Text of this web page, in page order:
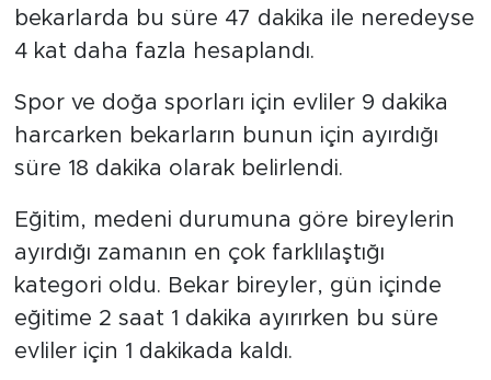
bekarlarda bu süre 47 dakika ile neredeyse
4 kat daha fazla hesaplandı.
Spor ve doğa sporları için evliler 9 dakika
harcarken bekarların bunun için ayırdığı
süre 18 dakika olarak belirlendi.
Eğitim, medeni durumuna göre bireylerin
ayırdığı zamanın en çok farklılaştığı
kategori oldu. Bekar bireyler, gün içinde
eğitime 2 saat 1 dakika ayırırken bu süre
evliler için 1 dakikada kaldı.